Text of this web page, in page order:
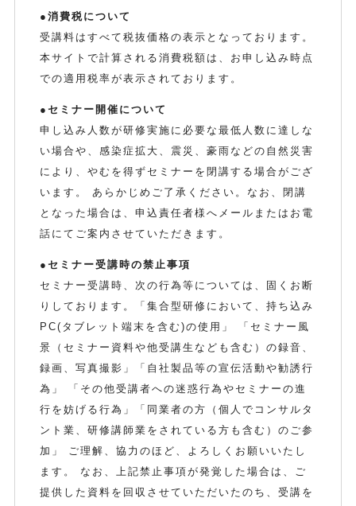
●消費税について
受講料はすべて税抜価格の表示となっております。
本サイトで計算される消費税額は、お申し込み時点
での適用税率が表示されております。
●セミナー開催について
申し込み人数が研修実施に必要な最低人数に達しな
い場合や、感染症拡大、震災、豪雨などの自然災害
により、やむを得ずセミナーを閉講する場合がござ
います。 あらかじめご了承ください。なお、閉講
となった場合は、申込責任者様へメールまたはお電
話にてご案内させていただきます。
●セミナー受講時の禁止事項
セミナー受講時、次の行為等については、固くお断
りしております。「集合型研修において、持ち込み
PC(タブレット端末を含む)の使用」 「セミナー風
景（セミナー資料や他受講生なども含む）の録音、
録画、写真撮影」「自社製品等の宣伝活動や勧誘行
為」 「その他受講者への迷惑行為やセミナーの進
行を妨げる行為」「同業者の方（個人でコンサルタ
ント業、研修講師業をされている方も含む）のご参
加」 ご理解、協力のほど、よろしくお願いいたし
ます。 なお、上記禁止事項が発覚した場合は、ご
提供した資料を回収させていただいたのち、受講を